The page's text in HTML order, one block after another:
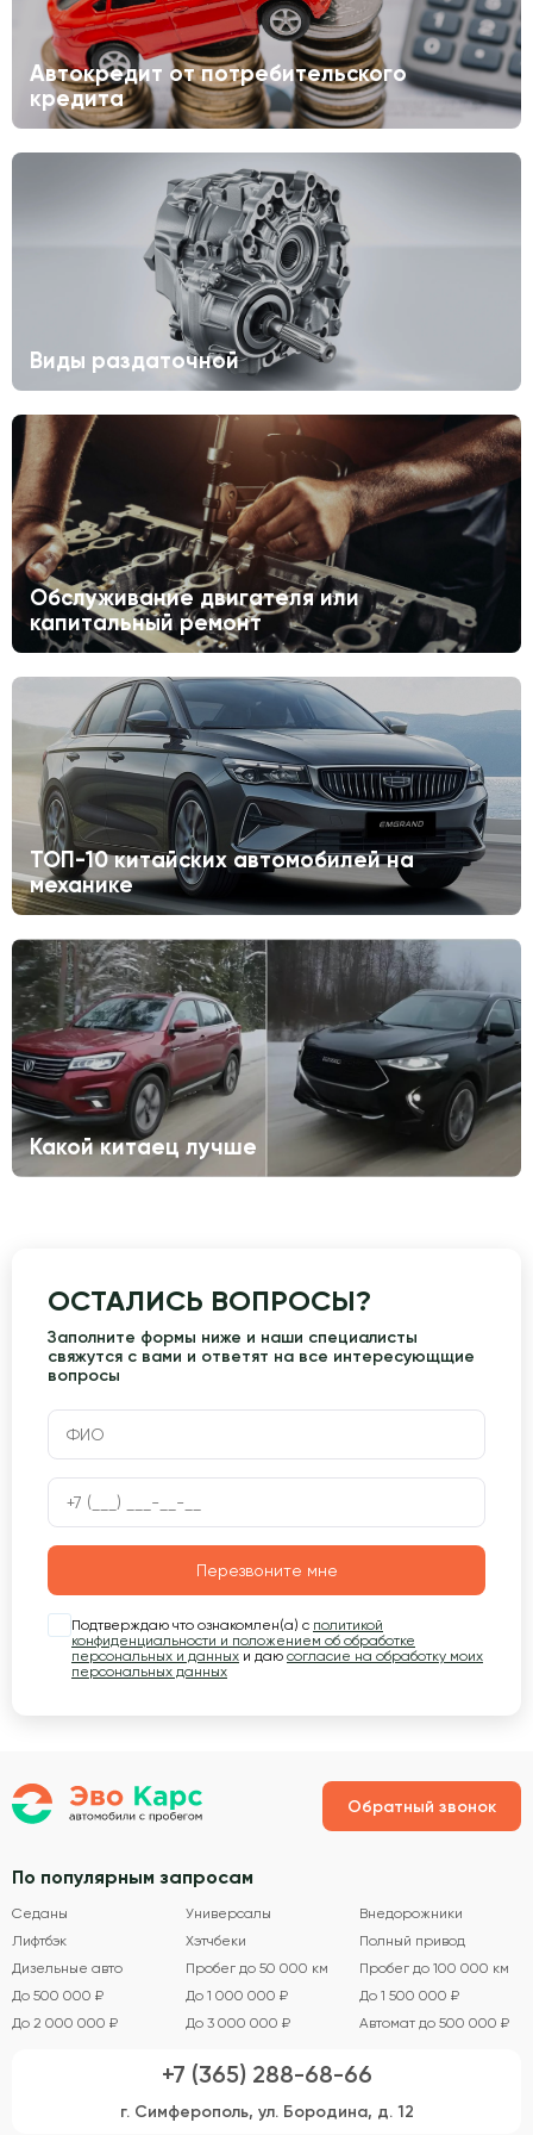
Автокредит от потребительского
кредита
Виды раздаточной
Обслуживание двигателя или
капитальный ремонт
ТОП-10 китайских автомобилей на
механике
Какой китаец лучше
ОСТАЛИСЬ ВОПРОСЫ?
Заполните формы ниже и наши специалисты
свяжутся с вами и ответят на все интересующщие
вопросы
Перезвоните мне
Подтверждаю что ознакомлен(а) с политикой
конфиденциальности и положением об обработке
персональных и данных и даю согласие на обработку моих
персональных данных
Обратный звонок
По популярным запросам
Седаны Универсалы
Внедорожники
Лифтбэк
Хэтчбеки
Полный привод
Дизельные авто
Пробег до 50 000 км
Пробег до 100 000 км
До 500 000 ₽
До 1 000 000 ₽
До 1 500 000 ₽
До 2 000 000 ₽
До 3 000 000 ₽ Автомат до 500 000 ₽
+7 (365) 288-68-66
г. Симферополь, ул. Бородина, д. 12